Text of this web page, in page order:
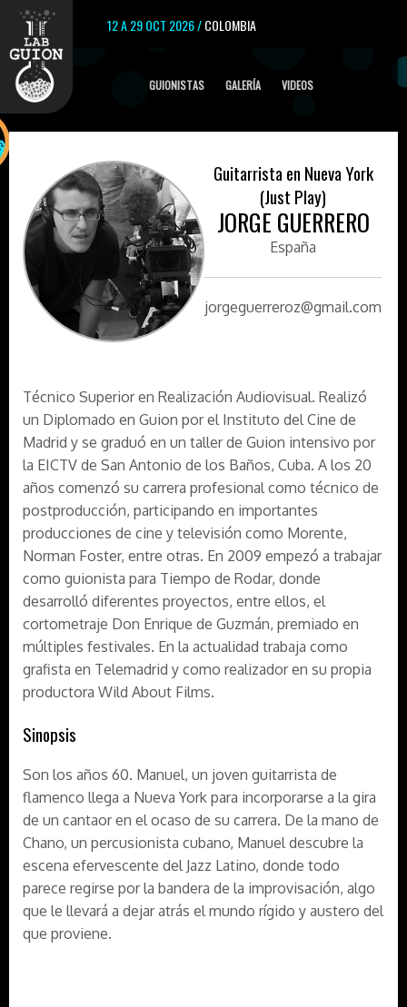
12 A 29 OCT 2026 /COLOMBIA
GUIONISTAS GALERÍA VIDEOS
Guitarrista en Nueva York
(Just Play)
JORGE GUERRERO
España
jorgeguerreroz@gmail.com
Técnico Superior en Realización Audiovisual. Realizó
un Diplomado en Guion por el Instituto del Cine de
Madrid y se graduó en un taller de Guion intensivo por
la EICTV de San Antonio de los Baños, Cuba. A los 20
años comenzó su carrera profesional como técnico de
postproducción, participando en importantes
producciones de cine y televisión como Morente,
Norman Foster, entre otras. En 2009 empezó a trabajar
como guionista para Tiempo de Rodar, donde
desarrolló diferentes proyectos, entre ellos, el
cortometraje Don Enrique de Guzmán, premiado en
múltiples festivales. En la actualidad trabaja como
grafista en Telemadrid y como realizador en su propia
productora Wild About Films.
Sinopsis
Son los años 60. Manuel, un joven guitarrista de
flamenco llega a Nueva York para incorporarse a la gira
de un cantaor en el ocaso de su carrera. De la mano de
Chano, un percusionista cubano, Manuel descubre la
escena efervescente del Jazz Latino, donde todo
parece regirse por la bandera de la improvisación, algo
que le llevará a dejar atrás el mundo rígido y austero del
que proviene.